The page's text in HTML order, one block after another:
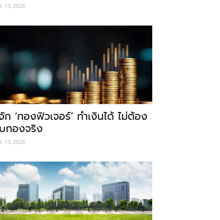
15, 2026
ก ‘ทองฟิวเจอร์’ ทำเงินได้ ไม่ต้อง
ทองจริง
15, 2026